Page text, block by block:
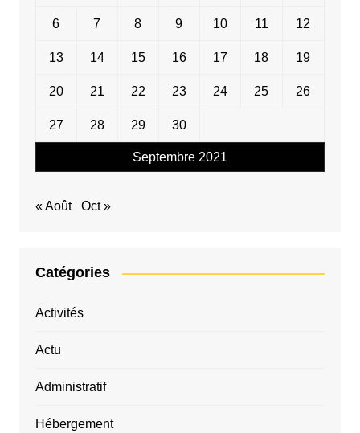
Septembre 2021
6 7 8 9 10 11 12
13 14 15 16 17 18 19
20 21 22 23 24 25 26
27 28 29 30
« Août Oct »
Catégories
Activités
Actu
Administratif
Hébergement